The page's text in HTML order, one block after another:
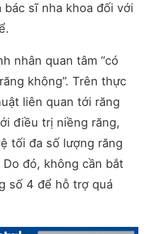
sĩ nha khoa đối với
nhân quan tâm “có
không”. Trên thực
liên quan tới răng
điều trị niềng răng,
tối đa số lượng răng
đó, không cần bắt
số 4 để hỗ trợ quá